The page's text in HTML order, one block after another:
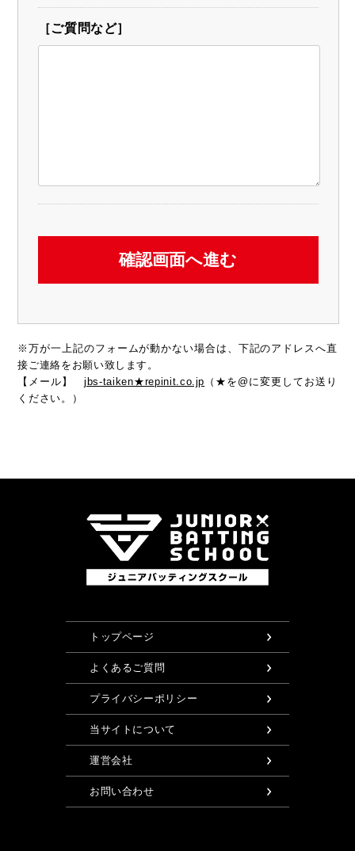
［ご質問など］
※万が一上記のフォームが動かない場合は、下記のアドレスへ直
接ご連絡をお願い致します。
【メール】jbs-taiken★repinit.co.jp （★を@に変更してお送り
ください。）
トップページ
よくあるご質問
プライバシーポリシー
当サイトについて
運営会社
お問い合わせ